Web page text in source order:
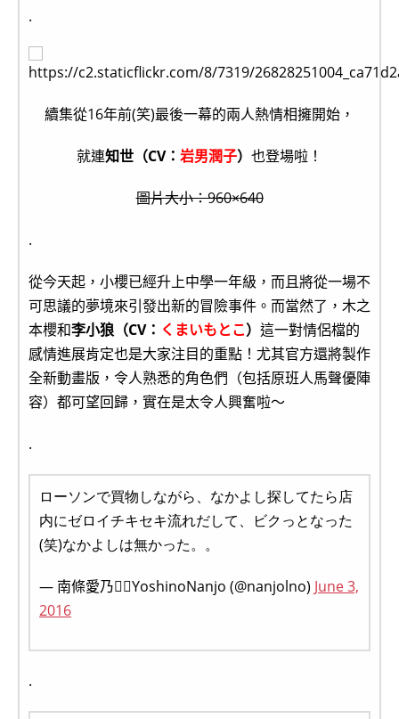
.
續集從16年前(笑)最後一幕的兩人熱情相擁開始，
就連知世（CV： 岩男潤子） 也登場啦！
圖片大小：960×640
.
從今天起，小櫻已經升上中學一年級，而且將從一場不
可思議的夢境來引發出新的冒險事件。而當然了，木之
本櫻和李小狼（CV： くまいもとこ） 這一對情侶檔的
感情進展肯定也是大家注目的重點！尤其官方還將製作
全新動畫版，令人熟悉的角色們（包括原班人馬聲優陣
容）都可望回歸，實在是太令人興奮啦～
.
ローソンで買物しながら、なかよし探してたら店
内にゼロイチキセキ流れだして、ビクっとなった
(笑)なかよしは無かった。。
— 南條愛乃🙋‍♀️YoshinoNanjo (@nanjolno) June 3,
2016
.